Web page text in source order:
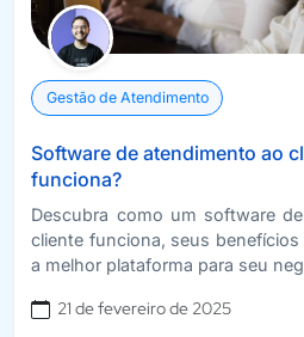
Gestão de Atendimento
Software de atendimento ao
funciona?
Descubra como um software
cliente funciona, seus
a melhor plataforma para seu
21 de fevereiro de 2025